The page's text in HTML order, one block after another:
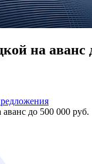
на аванс
до 500 000 руб.